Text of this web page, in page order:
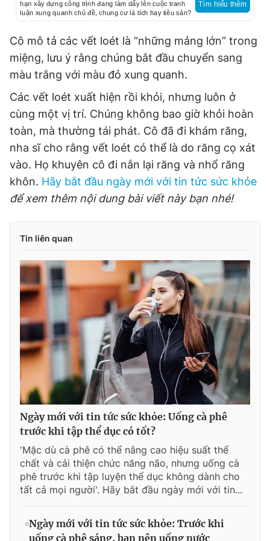
hạn xây dựng công trình đang làm dấy lên cuộc tranh
luận xung quanh chủ đề, chung cư là tích hay tiêu sản?
Tìm hiểu thêm
Cô mô tả các vết loét là “những mảng lớn” trong
miệng, lưu ý rằng chúng bắt đầu chuyển sang
màu trắng với màu đỏ xung quanh.
Các vết loét xuất hiện rồi khỏi, nhưng luôn ở
cùng một vị trí. Chúng không bao giờ khỏi hoàn
toàn, mà thường tái phát. Cô đã đi khám răng,
nha sĩ cho rằng vết loét có thể là do răng cọ xát
vào. Họ khuyên cô đi nắn lại răng và nhổ răng
khôn. Hãy bắt đầu ngày mới với tin tức sức khỏe
để xem thêm nội dung bài viết này bạn nhé!
Tin liên quan
Ngày mới với tin tức sức khỏe: Uống cà phê
trước khi tập thể dục có tốt?
'Mặc dù cà phê có thể nâng cao hiệu suất thể
chất và cải thiện chức năng não, nhưng uống cà
phê trước khi tập luyện thể dục không dành cho
tất cả mọi người'. Hãy bắt đầu ngày mới với tin...
Ngày mới với tin tức sức khỏe: Trước khi
uống cà phê sáng, bạn nên uống nước